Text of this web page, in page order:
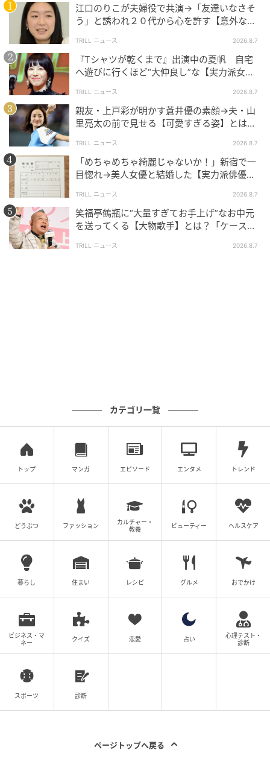
今後も青色1号と仮屋そうめんさん、そして周りで支え
る大切な人たちのエピソードに注目したくなります
ね。
次の記事
#1 子どもの実名と顔を晒すママ、大丈夫か
な？なんて心配していたら。
の記事をもっとみる
江口のりこが夫婦役で共演→「友達いなさそ
う」と誘われ２０代から心を許す【意外な親
TRILL ニュース 2026.8.7
『Tシャツが乾くまで』出演中の夏帆 自宅
へ遊びに行くほど“大仲良し”な【実力派女
TRILL ニュース 2026.8.7
親友・上戸彩が明かす蒼井優の素顔→夫・山
里亮太の前で見せる【可愛すぎる姿】とは？
TRILL ニュース 2026.8.7
「めちゃめちゃ綺麗じゃないか！」新宿で一
目惚れ→美人女優と結婚した【実力派俳優】
TRILL ニュース 2026.8.7
笑福亭鶴瓶に“大量すぎてお手上げ”なお中元
を送ってくる【大物歌手】とは？「ケースに
TRILL ニュース 2026.8.7
カテゴリ一覧
トップ マンガ エピソード エンタメ トレンド
どうぶつ ファッション
カルチャー・
教養
ビューティー ヘルスケア
暮らし 住まい レシピ グルメ おでかけ
ビジネス・マ
ネー
クイズ 恋愛 占い
心理テスト・
診断
スポーツ 診断
ページトップへ戻る